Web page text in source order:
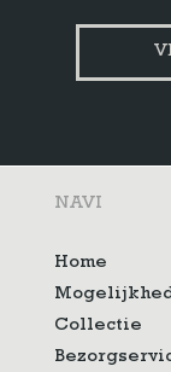
NAVI
Home
Collectie